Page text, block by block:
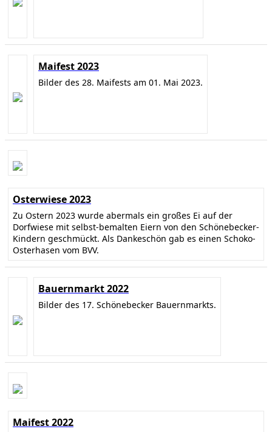
Maifest 2023
Bilder des 28. Maifests am 01. Mai 2023.
Osterwiese 2023
Zu Ostern 2023 wurde abermals ein großes Ei auf der
Dorfwiese mit selbst-bemalten Eiern von den Schönebecker-
Kindern geschmückt. Als Dankeschön gab es einen Schoko-
Osterhasen vom BVV.
Bauernmarkt 2022
Bilder des 17. Schönebecker Bauernmarkts.
Maifest 2022